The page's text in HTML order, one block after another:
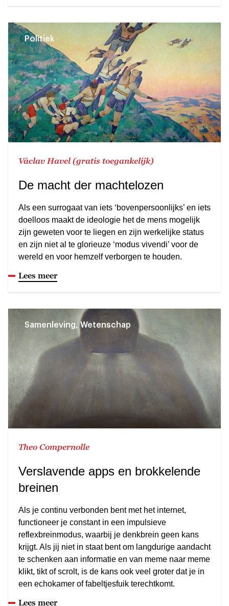
Politiek
Václav Havel (gratis toegankelijk)
De macht der machtelozen
Als een surrogaat van iets ‘bovenpersoonlijks’ en iets
doelloos maakt de ideologie het de mens mogelijk
zijn geweten voor te liegen en zijn werkelijke status
en zijn niet al te glorieuze ‘modus vivendi’ voor de
wereld en voor hemzelf verborgen te houden.
Lees meer
Samenleving, Wetenschap
Theo Compernolle
Verslavende apps en brokkelende
breinen
Als je continu verbonden bent met het internet,
functioneer je constant in een impulsieve
reflexbreinmodus, waarbij je denkbrein geen kans
krijgt. Als jij niet in staat bent om langdurige aandacht
te schenken aan informatie en van meme naar meme
klikt, tikt of scrolt, is de kans ook veel groter dat je in
een echokamer of fabeltjesfuik terechtkomt.
Lees meer